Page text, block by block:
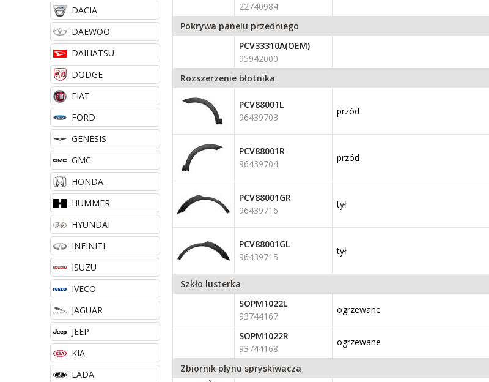
22740984
Pokrywa panelu przedniego
PCV33310A(OEM)
95942000
Rozszerzenie błotnika
PCV88001L
96439703
przód
PCV88001R
96439704
przód
PCV88001GR
96439716
tył
PCV88001GL
96439715
tył
Szkło lusterka
SOPM1022L
93744167
ogrzewane
SOPM1022R
93744168
ogrzewane
Zbiornik płynu spryskiwacza
DACIA
DAEWOO
DAIHATSU
DODGE
FIAT
FORD
GENESIS
GMC
HONDA
HUMMER
HYUNDAI
INFINITI
ISUZU
IVECO
JAGUAR
JEEP
KIA
LADA